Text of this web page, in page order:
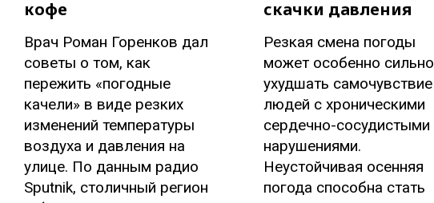
кофе
Врач Роман Горенков дал
советы о том, как
пережить «погодные
качели» в виде резких
изменений температуры
воздуха и давления на
улице. По данным радио
Sputnik, столичный регион
скачки давления
Резкая смена погоды
может особенно сильно
ухудшать самочувствие
людей с хроническими
сердечно-сосудистыми
нарушениями.
Неустойчивая осенняя
погода способна стать